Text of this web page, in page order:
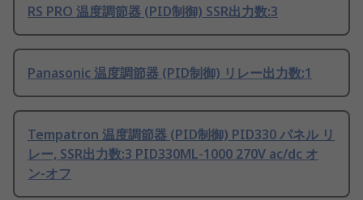
RS PRO 温度調節器 (PID制御) SSR出力数:3
Panasonic 温度調節器 (PID制御) リレー出力数:1
Tempatron 温度調節器 (PID制御) PID330 パネル リ
レー, SSR出力数:3 PID330ML-1000 270V ac/dc オ
ン-オフ